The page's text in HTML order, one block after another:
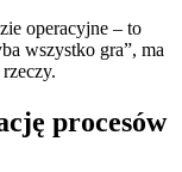
operacyjne – to
wszystko gra”, ma
procesów